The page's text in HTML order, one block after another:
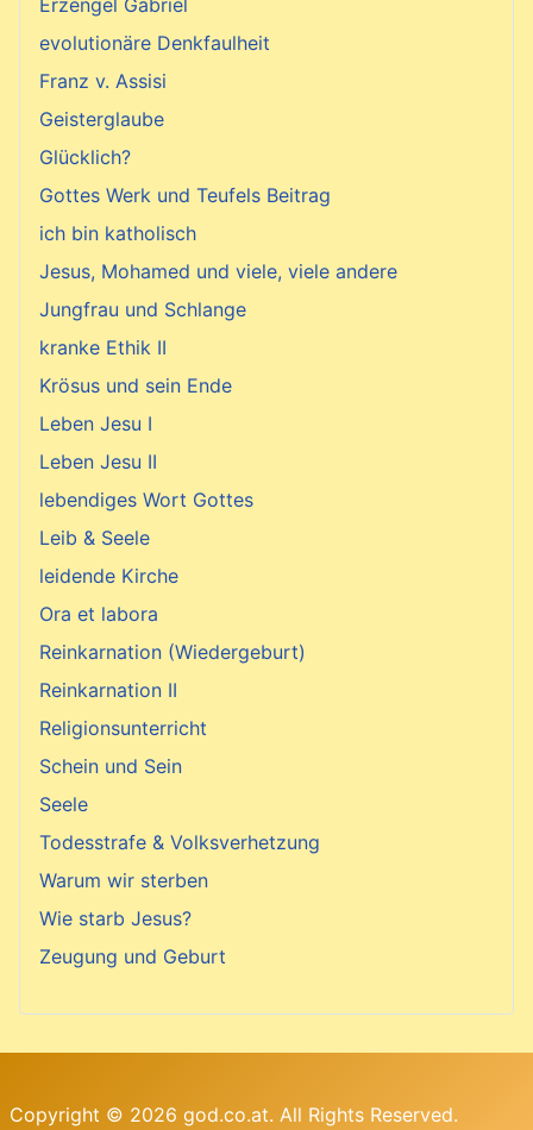
Erzengel Gabriel
evolutionäre Denkfaulheit
Franz v. Assisi
Geisterglaube
Glücklich?
Gottes Werk und Teufels Beitrag
ich bin katholisch
Jesus, Mohamed und viele, viele andere
Jungfrau und Schlange
kranke Ethik II
Krösus und sein Ende
Leben Jesu I
Leben Jesu II
lebendiges Wort Gottes
Leib & Seele
leidende Kirche
Ora et labora
Reinkarnation (Wiedergeburt)
Reinkarnation II
Religionsunterricht
Schein und Sein
Seele
Todesstrafe & Volksverhetzung
Warum wir sterben
Wie starb Jesus?
Zeugung und Geburt
Copyright © 2026 god.co.at. All Rights Reserved.